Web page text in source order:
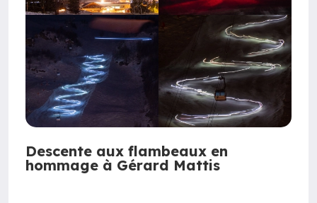
Descente aux flambeaux en
hommage à Gérard Mattis